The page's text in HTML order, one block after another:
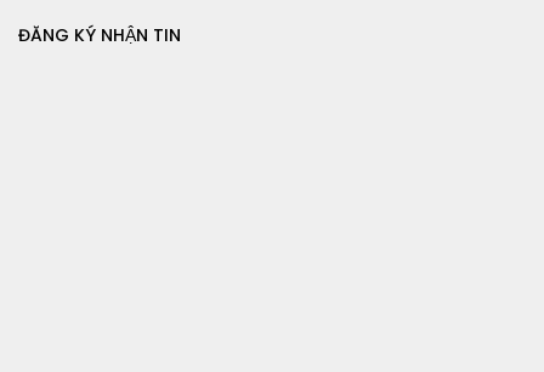
ĐĂNG KÝ NHẬN TIN